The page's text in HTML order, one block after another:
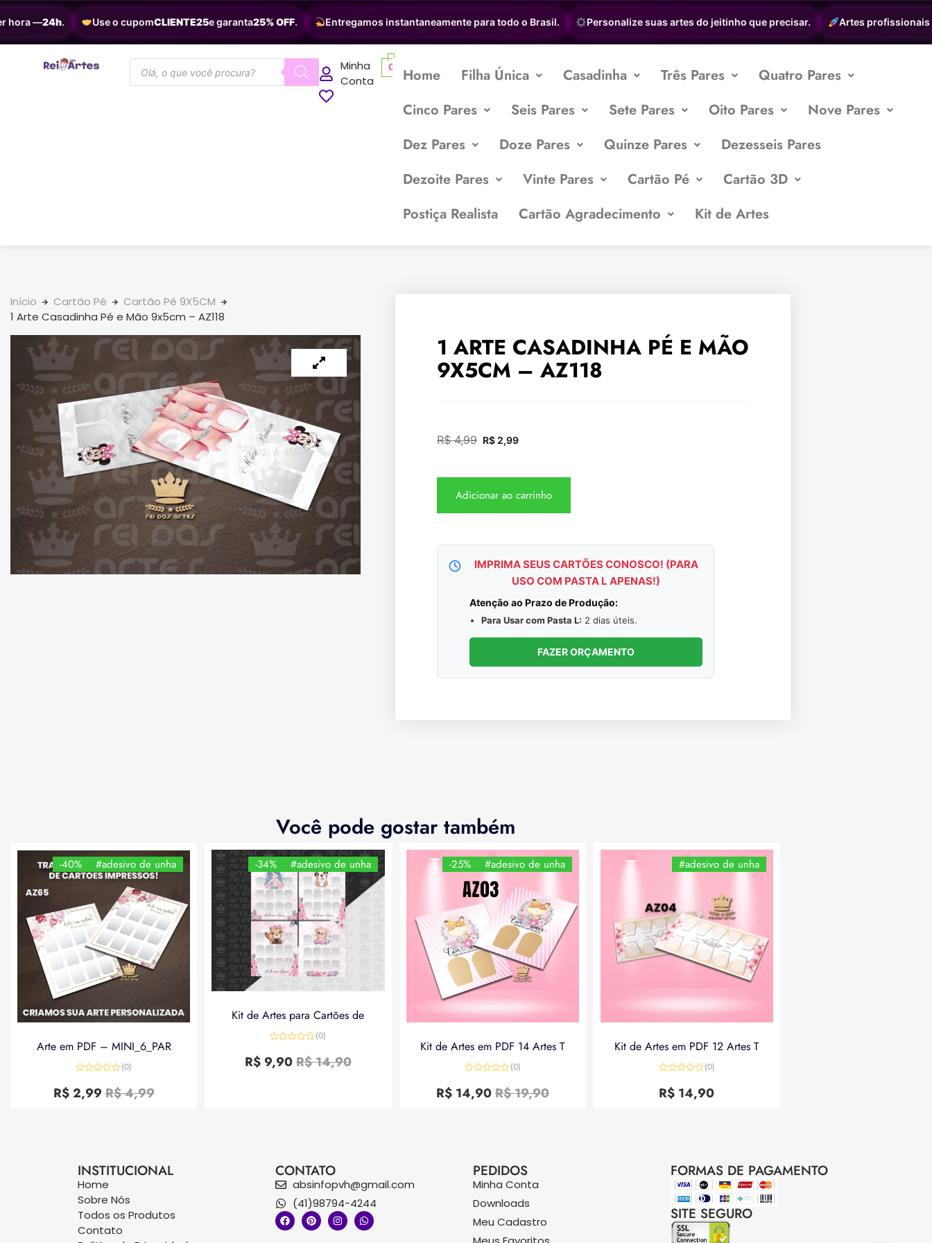
—24h. Use o cupomCLIENTE25e garanta25% OFF. Entregamos instantaneamente para todo o Brasil. Personalize suas artes do jeitinho que precisar. Artes profissionais a
Minha
Conta
0 Home Filha Única Casadinha Três Pares
Quatro Pares
Cinco Pares
Seis Pares Sete Pares Oito Pares
Nove Pares
Dez Pares
Doze Pares Quinze Pares
Dezesseis Pares
Dezoite Pares
Vinte Pares Cartão Pé
Cartão 3D
Postiça Realista
Cartão Agradecimento Kit de Artes
Início Cartão Pé
Cartão Pé 9X5CM
1 Arte Casadinha Pé e Mão 9x5cm – AZ118
1 ARTE CASADINHA PÉ E MÃO
9X5CM – AZ118
R$4,99 R$ 2,99
Adicionar ao carrinho
IMPRIMA SEUS CARTÕES CONOSCO! (PARA
USO COM PASTA L APENAS!)
Atenção ao Prazo de Produção:
Para Usar com Pasta L: 2 dias úteis.
FAZER ORÇAMENTO
Você pode gostar também
-40% #adesivo de unha
Arte em PDF – MINI_6_PAR
0
de
(0)
R$4,99
R$2,99
-34% #adesivo de unha
Kit de Artes para Cartões de
0
de
(0)
R$14,90
R$9,90
-25% #adesivo de unha
Kit de Artes em PDF 14 Artes T
0
de
(0)
R$19,90
R$14,90
#adesivo de unha
Kit de Artes em PDF 12 Artes T
0
de
(0)
R$ 14,90
INSTITUCIONAL
Home
Sobre Nós
Todos os Produtos
Contato
CONTATO
absinfopvh@gmail.com
(41)98794-4244
PEDIDOS
Minha Conta
Downloads
Meu Cadastro
FORMAS DE PAGAMENTO
SITE SEGURO